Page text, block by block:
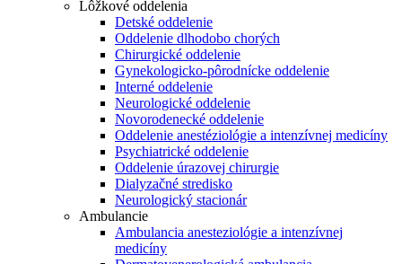
Lôžkové oddelenia
Detské oddelenie
Oddelenie dlhodobo chorých
Chirurgické oddelenie
Gynekologicko-pôrodnícke oddelenie
Interné oddelenie
Neurologické oddelenie
Novorodenecké oddelenie
Oddelenie anestéziológie a intenzívnej medicíny
Psychiatrické oddelenie
Oddelenie úrazovej chirurgie
Dialyzačné stredisko
Neurologický stacionár
Ambulancie
Ambulancia anesteziológie a intenzívnej
medicíny